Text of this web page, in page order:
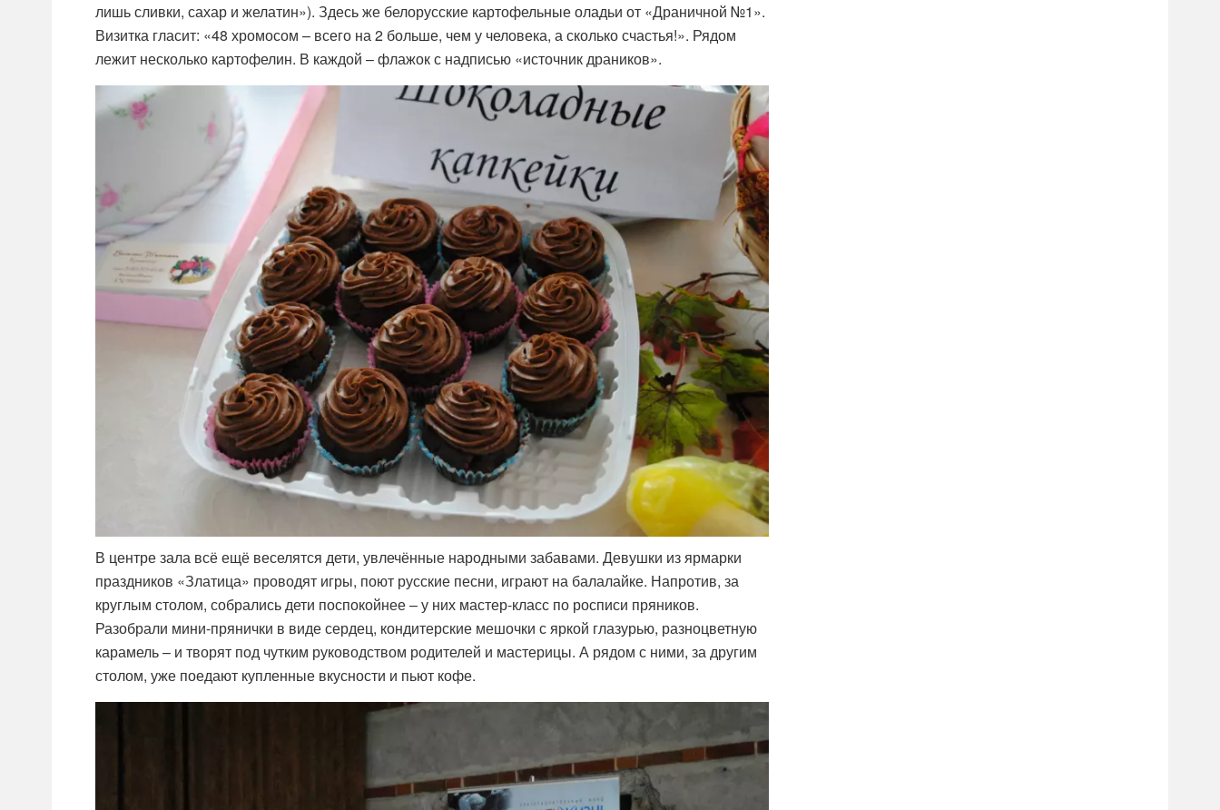
лишь сливки, сахар и желатин»). Здесь же белорусские картофельные оладьи от «Драничной №1».
Визитка гласит: «48 хромосом – всего на 2 больше, чем у человека, а сколько счастья!». Рядом
лежит несколько картофелин. В каждой – флажок с надписью «источник драников».
В центре зала всё ещё веселятся дети, увлечённые народными забавами. Девушки из ярмарки
праздников «Златица» проводят игры, поют русские песни, играют на балалайке. Напротив, за
круглым столом, собрались дети поспокойнее – у них мастер-класс по росписи пряников.
Разобрали мини-прянички в виде сердец, кондитерские мешочки с яркой глазурью, разноцветную
карамель – и творят под чутким руководством родителей и мастерицы. А рядом с ними, за другим
столом, уже поедают купленные вкусности и пьют кофе.